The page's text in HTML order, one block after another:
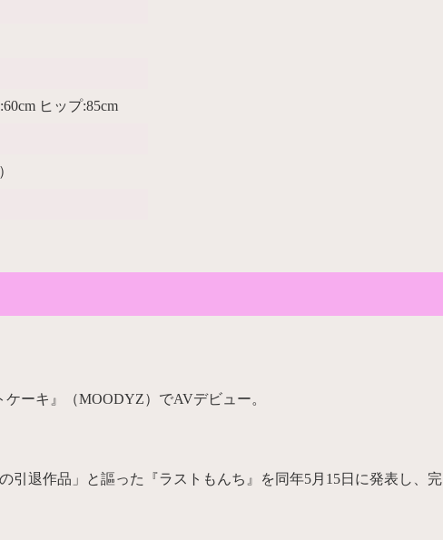
:60cm ヒップ:85cm
ーキ』（MOODYZ）でAVデビュー。
引退作品」と謳った『ラストもんち』を同年5月15日に発表し、完